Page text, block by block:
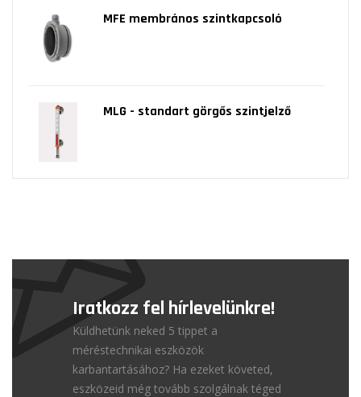
MFE membrános szintkapcsoló
MLG - standart görgős szintjelző
Iratkozz fel hírlevelünkre!
Küldhetünk neked 5 tippet a
méréstechnikai eszközök
karbantartásához? Ha ezeket követed,
eszközeid még tovább szolgálnak téged